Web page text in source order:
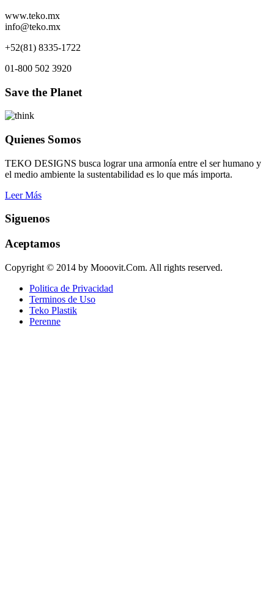
www.teko.mx
info@teko.mx
+52(81) 8335-1722
01-800 502 3920
Save the Planet
Quienes Somos
TEKO DESIGNS busca lograr una armonía entre el ser humano y
el medio ambiente la sustentabilidad es lo que más importa.
Leer Más
Siguenos
Aceptamos
Copyright © 2014 by Mooovit.Com. All rights reserved.
Politica de Privacidad
Terminos de Uso
Teko Plastik
Perenne